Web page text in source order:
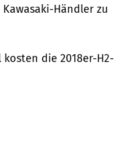
Händler zu
die 2018er-H2-